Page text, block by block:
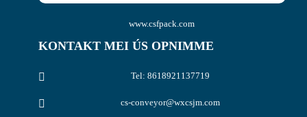
www.csfpack.com
KONTAKT MEI ÚS OPNIMME
Tel: 8618921137719
cs-conveyor@wxcsjm.com